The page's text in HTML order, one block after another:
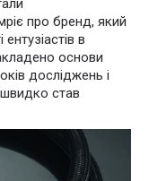
про бренд, який
в
основи
досліджень і
став